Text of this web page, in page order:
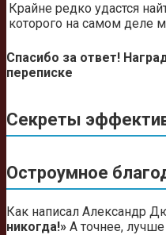
Крайне редко удастся
которого на самом деле
Спасибо за ответ!
переписке
Секреты
Остроумное
Как написал Александр
никогда!» А точнее,